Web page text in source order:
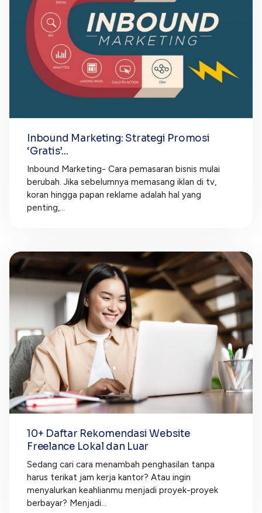
Inbound Marketing: Strategi Promosi
‘Gratis’...
Inbound Marketing- Cara pemasaran bisnis mulai
berubah. Jika sebelumnya memasang iklan di tv,
koran hingga papan reklame adalah hal yang
penting,...
10+ Daftar Rekomendasi Website
Freelance Lokal dan Luar
Sedang cari cara menambah penghasilan tanpa
harus terikat jam kerja kantor? Atau ingin
menyalurkan keahlianmu menjadi proyek-proyek
berbayar? Menjadi...